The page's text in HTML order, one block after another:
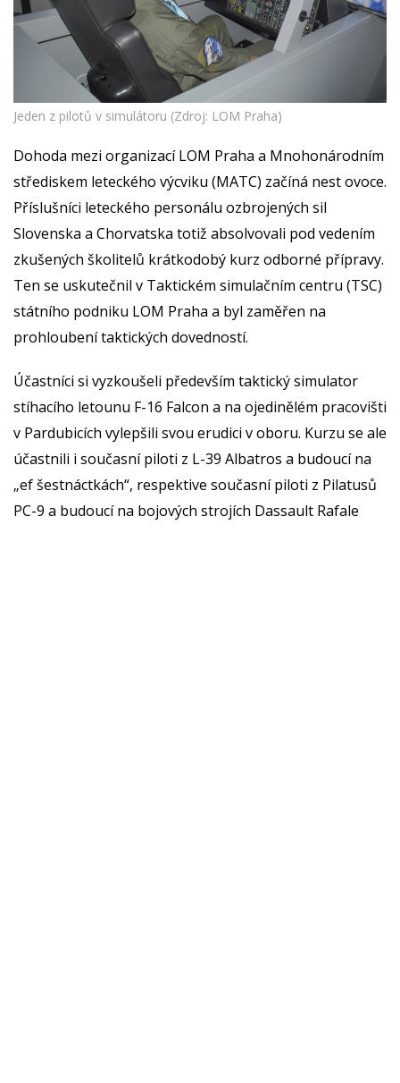
Jeden z pilotů v simulátoru (Zdroj: LOM Praha)
Dohoda mezi organizací LOM Praha a Mnohonárodním
střediskem leteckého výcviku (MATC) začíná nest ovoce.
Příslušníci leteckého personálu ozbrojených sil
Slovenska a Chorvatska totiž absolvovali pod vedením
zkušených školitelů krátkodobý kurz odborné přípravy.
Ten se uskutečnil v Taktickém simulačním centru (TSC)
státního podniku LOM Praha a byl zaměřen na
prohloubení taktických dovedností.
Účastníci si vyzkoušeli především taktický simulator
stíhacího letounu F-16 Falcon a na ojedinělém pracovišti
v Pardubicích vylepšili svou erudici v oboru. Kurzu se ale
účastnili i současní piloti z L-39 Albatros a budoucí na
„ef šestnáctkách“, respektive současní piloti z Pilatusů
PC-9 a budoucí na bojových strojích Dassault Rafale